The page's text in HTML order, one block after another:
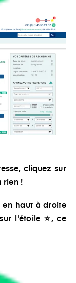
cliquez sur
rien !
en haut à droite
l'étoile ⭐, ce